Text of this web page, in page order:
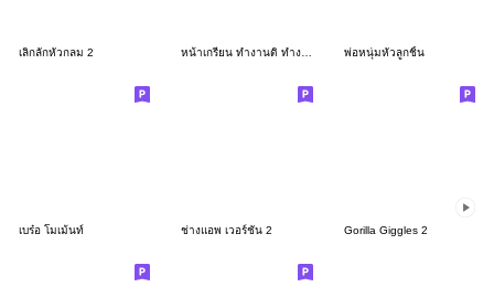
เลิ่กลั่กหัวกลม 2 พ่อหนุ่มหัวลูกชิ้น
เบร๋อ โมเม้นท์ ช่างแอพ เวอร์ชั่น 2 Gorilla Giggles 2